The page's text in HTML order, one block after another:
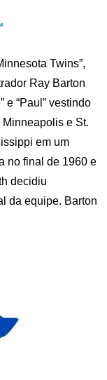
Twins”,
Ray Barton
e “Paul” vestindo
e St.
em um
no final de 1960 e
decidiu
da equipe. Barton